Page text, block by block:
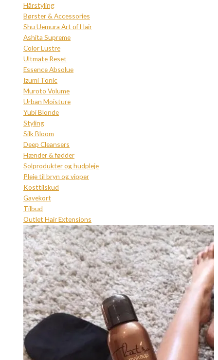
Hårstyling
Børster & Accessories
Shu Uemura Art of Hair
Ashita Supreme
Color Lustre
Ultmate Reset
Essence Absolue
Izumi Tonic
Muroto Volume
Urban Moisture
Yubi Blonde
Styling
Silk Bloom
Deep Cleansers
Hænder & fødder
Solprodukter og hudpleje
Pleje til bryn og vipper
Kosttilskud
Gavekort
Tilbud
Outlet Hair Extensions